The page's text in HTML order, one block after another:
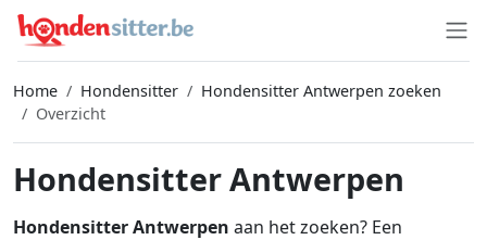
Home Hondensitter
Hondensitter Antwerpen zoeken
Overzicht
Hondensitter Antwerpen
Hondensitter Antwerpen aan het zoeken? Een